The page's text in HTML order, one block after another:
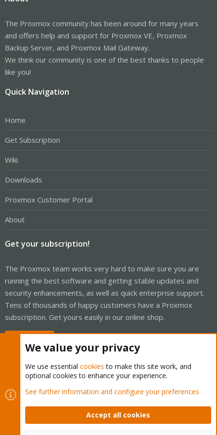
The Proxmox community has been around for many years
and offers help and support for Proxmox VE, Proxmox
Backup Server, and Proxmox Mail Gateway.
We think our community is one of the best thanks to people
like you!
Quick Navigation
Home
Get Subscription
Wiki
Downloads
Proxmox Customer Portal
About
Get your subscription!
The Proxmox team works very hard to make sure you are
running the best software and getting stable updates and
security enhancements, as well as quick enterprise support.
Tens of thousands of happy customers have a Proxmox
subscription. Get yours easily in our online shop.
Cookies
Proxmox Support Forum - Light Mode
Contact us
Terms and rules Privacy policy Help Home
Community platform by XenForo © 2010-2026 XenForo Ltd.
We value your privacy
We use essential cookies to make this site work, and
optional cookies to enhance your experience.
See further information and configure your preferences
Accept all cookies